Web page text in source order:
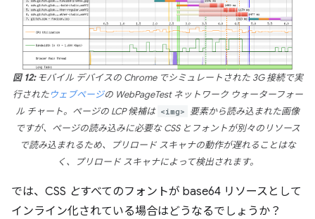
図 12:モバイル デバイスの Chrome でシミュレートされた 3G 接続で実
行されたウェブページの WebPageTest ネットワーク ウォーターフォー
ル チャート。ページの LCP 候補は <img> 要素から読み込まれた画像
ですが、ページの読み込みに必要な CSS とフォントが別々のリソース
で読み込まれるため、プリロード スキャナの動作が遅れることはな
く、プリロード スキャナによって検出されます。
では、CSS とすべてのフォントが base64 リソースとして
インライン化されている場合はどうなるでしょうか？